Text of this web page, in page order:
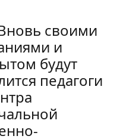
своими
и
будут
педагоги